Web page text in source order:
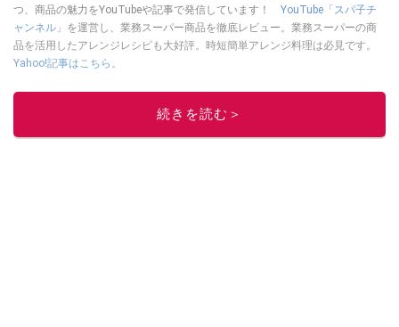
つ、商品の魅力をYouTubeや記事で発信しています！ YouTube「スパ子チ
ャンネル」 を運営し、業務スーパー商品を徹底レビュー。業務スーパーの商
品を活用したアレンジレシピも大好評。時短簡単アレンジ料理は必見です。
Yahoo!記事はこちら。
このイチオシストの他の記事を読む
続きを読む＞